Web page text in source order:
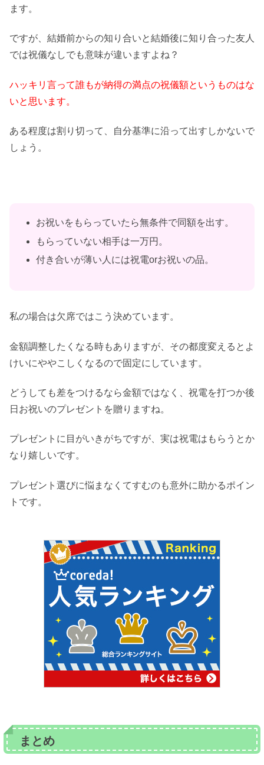
ます。
ですが、結婚前からの知り合いと結婚後に知り合った友人
では祝儀なしでも意味が違いますよね？
ハッキリ言って誰もが納得の満点の祝儀額というものはな
いと思います。
ある程度は割り切って、自分基準に沿って出すしかないで
しょう。
お祝いをもらっていたら無条件で同額を出す。
もらっていない相手は一万円。
付き合いが薄い人には祝電orお祝いの品。
私の場合は欠席ではこう決めています。
金額調整したくなる時もありますが、その都度変えるとよ
けいにややこしくなるので固定にしています。
どうしても差をつけるなら金額ではなく、祝電を打つか後
日お祝いのプレゼントを贈りますね。
プレゼントに目がいきがちですが、実は祝電はもらうとか
なり嬉しいです。
プレゼント選びに悩まなくてすむのも意外に助かるポイン
トです。
まとめ